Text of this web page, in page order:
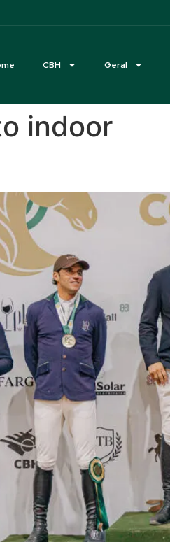
CBH Geral
indoor